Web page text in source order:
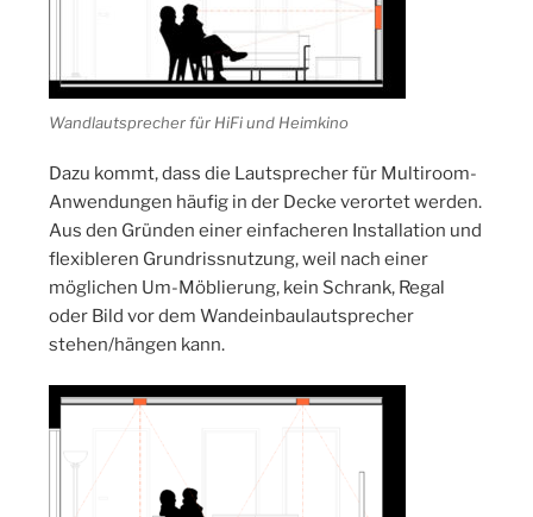
Wandlautsprecher für HiFi und Heimkino
Dazu kommt, dass die Lautsprecher für Multiroom-
Anwendungen häufig in der Decke verortet werden.
Aus den Gründen einer einfacheren Installation und
flexibleren Grundrissnutzung, weil nach einer
möglichen Um-Möblierung, kein Schrank, Regal
oder Bild vor dem Wandeinbaulautsprecher
stehen/hängen kann.